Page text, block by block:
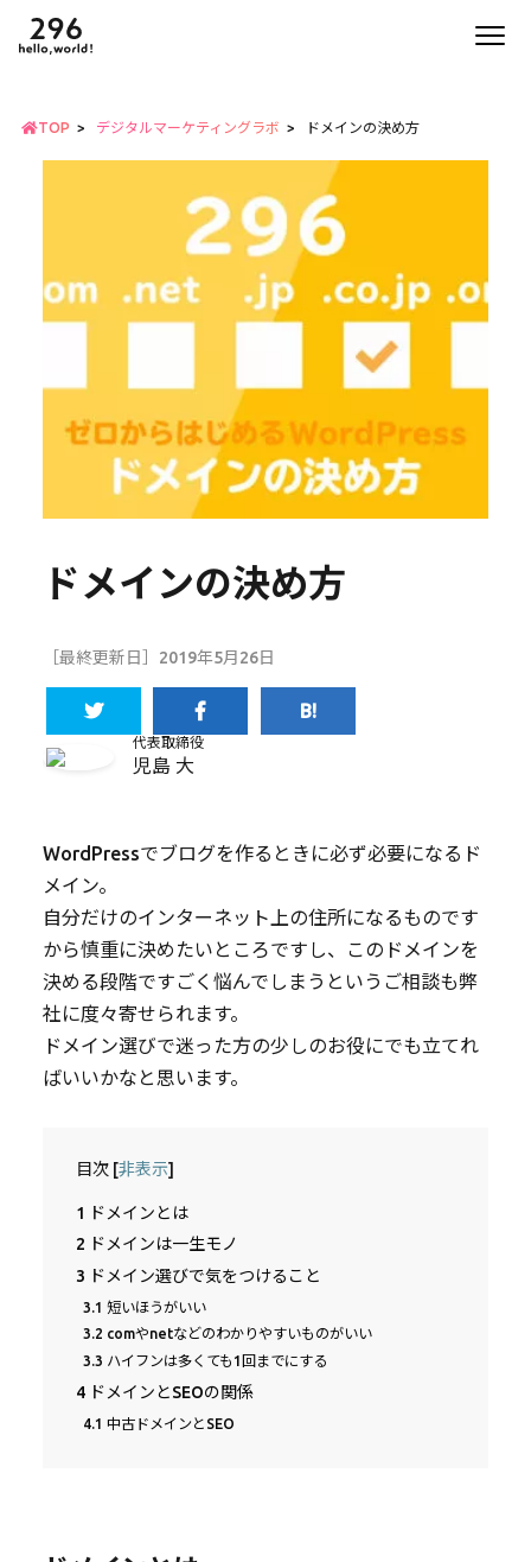
TOP デジタルマーケティングラボ ドメインの決め方
ドメインの決め方
［最終更新日］2019年5月26日
代表取締役
児島 大
WordPressでブログを作るときに必ず必要になるド
メイン。
自分だけのインターネット上の住所になるものです
から慎重に決めたいところですし、このドメインを
決める段階ですごく悩んでしまうというご相談も弊
社に度々寄せられます。
ドメイン選びで迷った方の少しのお役にでも立てれ
ばいいかなと思います。
目次 [非表示]
1
ドメインとは
2 ドメインは一生モノ
3 ドメイン選びで気をつけること
3.1 短いほうがいい
3.2 comやnetなどのわかりやすいものがいい
3.3 ハイフンは多くても1回までにする
4ドメインとSEOの関係
4.1 中古ドメインとSEO